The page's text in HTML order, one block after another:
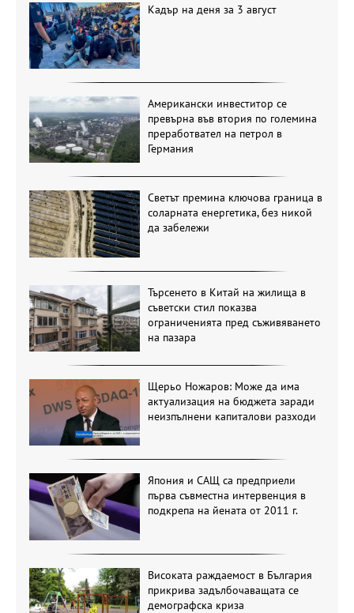
Кадър на деня за 3 август
Американски инвеститор се
превърна във втория по големина
преработвател на петрол в
Германия
Светът премина ключова граница в
соларната енергетика, без никой
да забележи
Търсенето в Китай на жилища в
съветски стил показва
ограниченията пред съживяването
на пазара
Щерьо Ножаров: Може да има
актуализация на бюджета заради
неизпълнени капиталови разходи
Япония и САЩ са предприели
първа съвместна интервенция в
подкрепа на йената от 2011 г.
Високата раждаемост в България
прикрива задълбочаващата се
демографска криза